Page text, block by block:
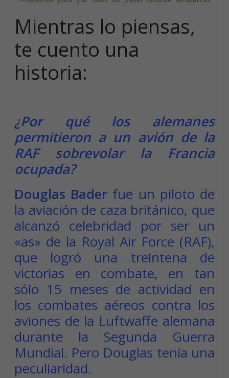
Mientras lo piensas,
te cuento una
historia:
¿Por qué los alemanes
permitieron a un avión de la
RAF sobrevolar la Francia
ocupada?
Douglas Bader fue un piloto de
la aviación de caza británico, que
alcanzó celebridad por ser un
«as» de la Royal Air Force (RAF),
que logró una treintena de
victorias en combate, en tan
sólo 15 meses de actividad en
los combates aéreos contra los
aviones de la Luftwaffe alemana
durante la Segunda Guerra
Mundial. Pero Douglas tenía una
peculiaridad.